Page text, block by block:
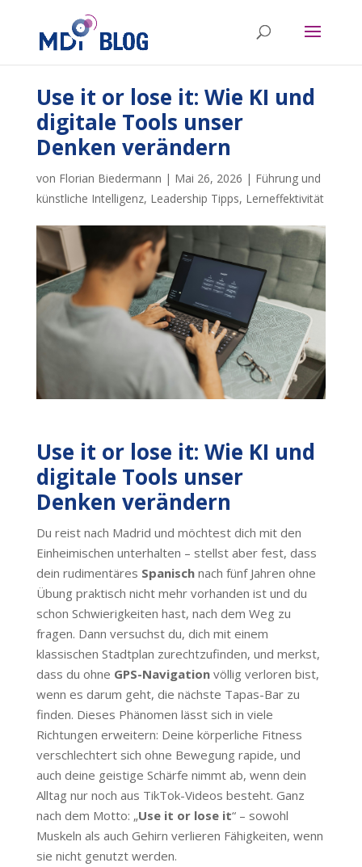
Use it or lose it: Wie KI und
digitale Tools unser
Denken verändern
von Florian Biedermann | Mai 26, 2026 | Führung und
künstliche Intelligenz, Leadership Tipps, Lerneffektivität
Use it or lose it: Wie KI und
digitale Tools unser
Denken verändern
Du reist nach Madrid und möchtest dich mit den
Einheimischen unterhalten – stellst aber fest, dass
dein rudimentäres Spanischnach fünf Jahren ohne
Übung praktisch nicht mehr vorhanden ist und du
schon Schwierigkeiten hast, nach dem Weg zu
fragen. Dann versuchst du, dich mit einem
klassischen Stadtplan zurechtzufinden, und merkst,
dass du ohne GPS-Navigationvöllig verloren bist,
wenn es darum geht, die nächste Tapas-Bar zu
finden. Dieses Phänomen lässt sich in viele
Richtungen erweitern: Deine körperliche Fitness
verschlechtert sich ohne Bewegung rapide, und
auch deine geistige Schärfe nimmt ab, wenn dein
Alltag nur noch aus TikTok-Videos besteht. Ganz
nach dem Motto: „Use it or lose it“ – sowohl
Muskeln als auch Gehirn verlieren Fähigkeiten, wenn
sie nicht genutzt werden.